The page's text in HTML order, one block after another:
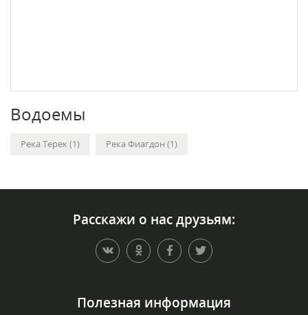
Водоемы
Река Терек (1) Река Фиагдон (1)
Расскажи о нас друзьям:
Полезная информация